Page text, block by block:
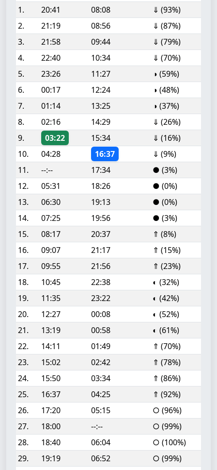
1.
20:41 08:08
⇓ (93%)
2.
21:19 08:56
⇓ (87%)
3.
21:58 09:44
⇓ (79%)
4.
22:40 10:34
⇓ (70%)
5.
23:26 11:27
◑ (59%)
6.
00:17 12:24
◑ (48%)
7.
01:14 13:25
◑ (37%)
8.
02:16 14:29
⇓ (26%)
9.
03:22 15:34
⇓ (16%)
10.
04:28 16:37
⇓ (9%)
11.
--:-- 17:34
● (3%)
12.
05:31 18:26
● (0%)
13.
06:30 19:13
● (0%)
14.
07:25 19:56
● (3%)
15.
08:17 20:37
⇑ (8%)
16.
09:07 21:17
⇑ (15%)
17.
09:55 21:56
⇑ (23%)
18.
10:45 22:38
◐ (32%)
19.
11:35 23:22
◐ (42%)
20.
12:27 00:08
◐ (52%)
21.
13:19 00:58
◐ (61%)
22.
14:11 01:49
⇑ (70%)
23.
15:02 02:42
⇑ (78%)
24.
15:50 03:34
⇑ (86%)
25.
16:37 04:25
⇑ (92%)
26.
17:20 05:15
○ (96%)
27.
18:00 --:--
○ (99%)
28.
18:40 06:04
○ (100%)
29.
19:19 06:52
○ (99%)